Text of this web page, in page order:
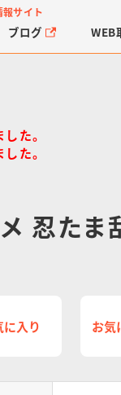
サイト
ガンダム
にふぉる
スクエア
ブログ WEB
た。
た。
忍たま
に入り お気